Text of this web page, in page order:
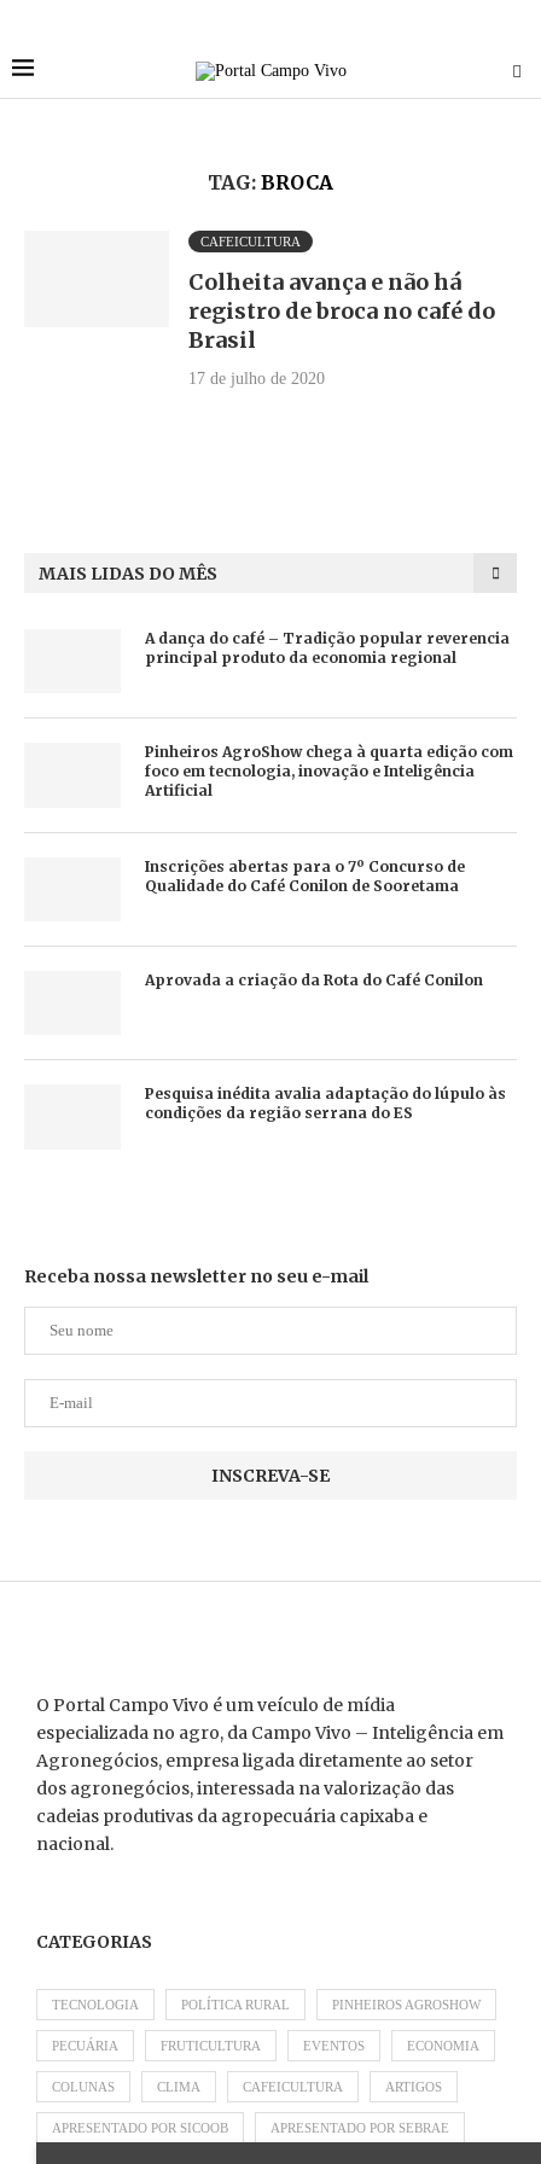
TAG: BROCA
CAFEICULTURA
Colheita avança e não há
registro de broca no café do
Brasil
17 de julho de 2020
MAIS LIDAS DO MÊS
A dança do café – Tradição popular reverencia
principal produto da economia regional
Pinheiros AgroShow chega à quarta edição com
foco em tecnologia, inovação e Inteligência
Artificial
Inscrições abertas para o 7º Concurso de
Qualidade do Café Conilon de Sooretama
Aprovada a criação da Rota do Café Conilon
Pesquisa inédita avalia adaptação do lúpulo às
condições da região serrana do ES
Receba nossa newsletter no seu e-mail
O Portal Campo Vivo é um veículo de mídia
especializada no agro, da Campo Vivo – Inteligência em
Agronegócios, empresa ligada diretamente ao setor
dos agronegócios, interessada na valorização das
cadeias produtivas da agropecuária capixaba e
nacional.
CATEGORIAS
TECNOLOGIA POLÍTICA RURAL PINHEIROS AGROSHOW
PECUÁRIA FRUTICULTURA EVENTOS ECONOMIA
COLUNAS CLIMA CAFEICULTURA ARTIGOS
APRESENTADO POR SICOOB APRESENTADO POR SEBRAE